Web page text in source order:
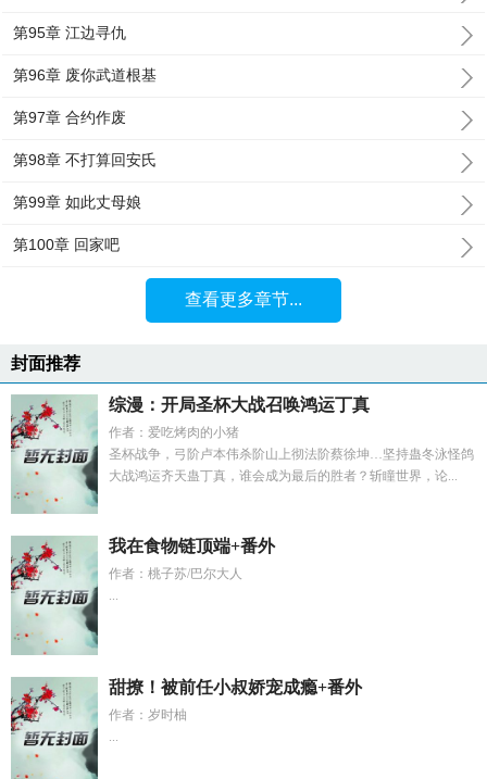
第95章 江边寻仇
第96章 废你武道根基
第97章 合约作废
第98章 不打算回安氏
第99章 如此丈母娘
第100章 回家吧
查看更多章节...
封面推荐
综漫：开局圣杯大战召唤鸿运丁真
作者：爱吃烤肉的小猪
圣杯战争，弓阶卢本伟杀阶山上彻法阶蔡徐坤…坚持蛊冬泳怪鸽
大战鸿运齐天蛊丁真，谁会成为最后的胜者？斩瞳世界，论...
我在食物链顶端+番外
作者：桃子苏/巴尔大人
...
甜撩！被前任小叔娇宠成瘾+番外
作者：岁时柚
...